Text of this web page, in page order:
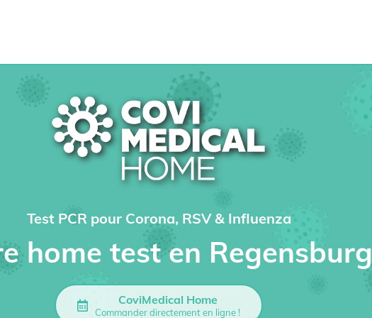
Test PCR pour Corona, RSV & Influenza
home test en Regensburg
CoviMedical Home
Commander directement en ligne !